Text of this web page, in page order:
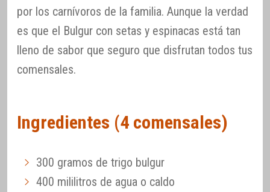
por los carnívoros de la familia. Aunque la verdad
es que el Bulgur con setas y espinacas está tan
lleno de sabor que seguro que disfrutan todos tus
comensales.
Ingredientes (4 comensales)
300 gramos de trigo bulgur
400 mililitros de agua o caldo